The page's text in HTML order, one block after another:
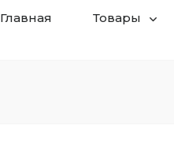
Главная Товары